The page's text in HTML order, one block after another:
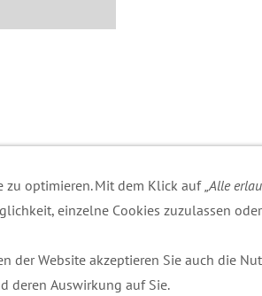
zu optimieren. Mit dem Klick auf„Alle
einzelne Cookies zuzulassen
der Website akzeptieren Sie auch die
deren Auswirkung auf Sie.